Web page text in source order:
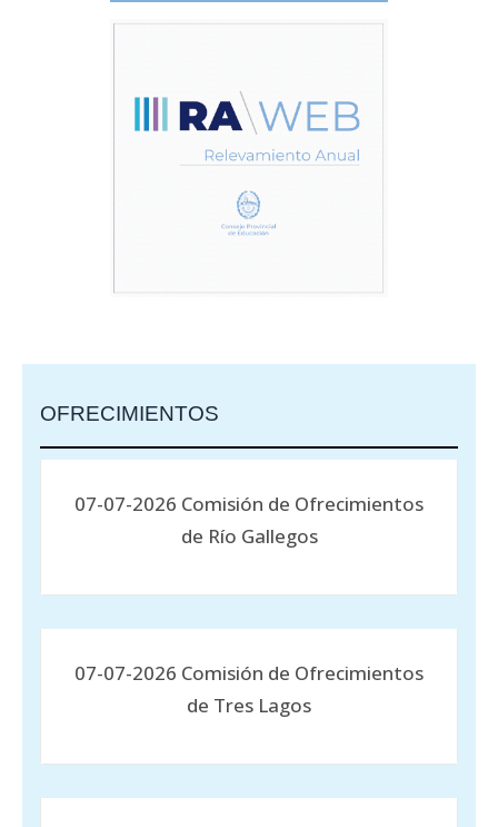
OFRECIMIENTOS
07-07-2026 Comisión de Ofrecimientos
de Río Gallegos
07-07-2026 Comisión de Ofrecimientos
de Tres Lagos